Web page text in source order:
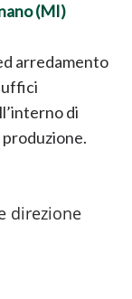
(MI)
arredamento
uffici
di
direzione